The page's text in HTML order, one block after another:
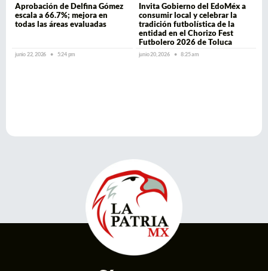
Aprobación de Delfina Gómez
escala a 66.7%; mejora en
todas las áreas evaluadas
junio 22, 2026 5:24 pm
Invita Gobierno del EdoMéx a
consumir local y celebrar la
tradición futbolística de la
entidad en el Chorizo Fest
Futbolero 2026 de Toluca
junio 20, 2026 8:25 am